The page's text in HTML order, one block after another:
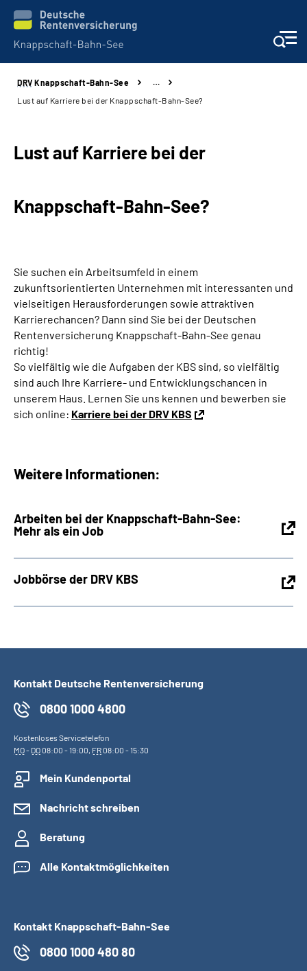
Aktuelles & Presse
KBS exklusiv
Über uns & Karriere
Online-Services
Die DRV Knappschaft-Bahn-See in Deutscher
Gebärdensprache
Leichte Sprache
DRV Knappschaft-Bahn-See
…
Lust auf Karriere bei der Knappschaft-Bahn-See?
Lust auf Karriere bei der
Knappschaft-Bahn-See?
Sie suchen ein Arbeitsumfeld in einem
zukunftsorientierten Unternehmen mit interessanten und
vielseitigen Herausforderungen sowie attraktiven
Karrierechancen? Dann sind Sie bei der Deutschen
Rentenversicherung Knappschaft-Bahn-See genau
richtig!
So vielfältig wie die Aufgaben der KBS sind, so vielfältig
sind auch Ihre Karriere- und Entwicklungschancen in
unserem Haus. Lernen Sie uns kennen und bewerben sie
sich online: Karriere bei der DRV KBS
Weitere Informationen:
Ar­bei­ten bei der Knapp­schaft-Bahn-See:
Mehr als ein Job
Jobbörse der DRV KBS
Kontakt Deutsche Rentenversicherung
0800 1000 4800
Kostenloses Servicetelefon
MO- DO08:00 - 19:00, FR08:00 - 15:30
Mein Kundenportal
Nachricht schreiben
Beratung
Alle Kontaktmöglichkeiten
Kontakt Knappschaft-Bahn-See
0800 1000 480 80